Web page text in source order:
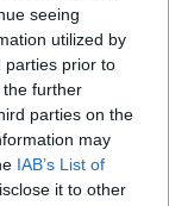
seeing
utilized by
parties prior to
further
parties on the
may
IAB’s List of
it to other
χρονιά για τον
σειρά δεικτών
άνοιξε τις